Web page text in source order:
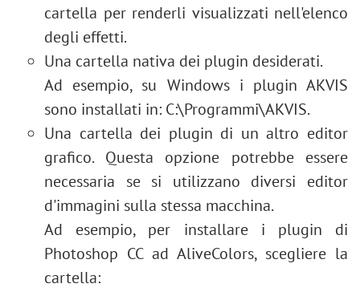
cartella per renderli visualizzati nell'elenco
degli effetti.
Una cartella nativa dei plugin desiderati.
Ad esempio, su Windows i plugin AKVIS
sono installati in: C:\Programmi\AKVIS.
Una cartella dei plugin di un altro editor
grafico. Questa opzione potrebbe essere
necessaria se si utilizzano diversi editor
d'immagini sulla stessa macchina.
Ad esempio, per installare i plugin di
Photoshop CC ad AliveColors, scegliere la
cartella: